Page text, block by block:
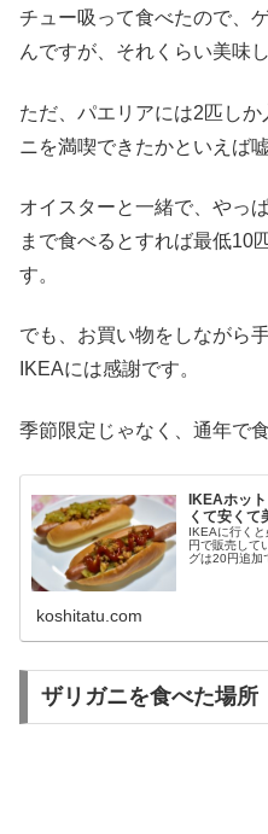
チュー吸って食べたので、
んですが、それくらい美味
ただ、パエリアには2匹し
ニを満喫できたかといえば
オイスターと一緒で、やっ
まで食べるとすれば最低10
す。
でも、お買い物をしながら
IKEAには感謝です。
季節限定じゃなく、通年で
IKEAホッ
くて安くて
IKEAに行くと
円で販売して
グは20円追加で味わえます
koshitatu.com
ザリガニを食べた場所